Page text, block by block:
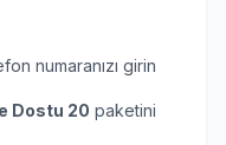
numaranızı girin
Dostu 20 paketini